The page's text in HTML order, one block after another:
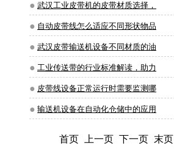
武汉工业皮带机的皮带材质选择，
自动皮带线怎么适应不同形状物品
武汉皮带输送机设备不同材质的油
工业传送带的行业标准解读，助力
皮带线设备正常运行时需要监测哪
输送机设备在自动化仓储中的应用
首页 上一页 下一页 末页